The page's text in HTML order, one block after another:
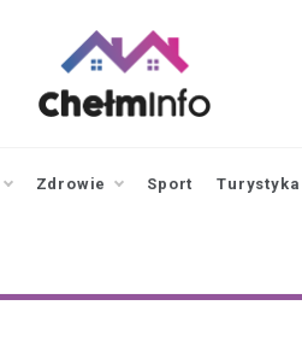
Zdrowie Sport Turystyka